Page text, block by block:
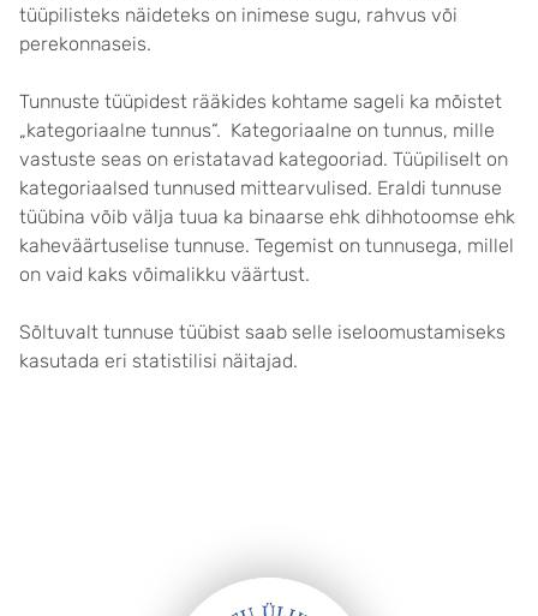
tüüpilisteks näideteks on inimese sugu, rahvus või
perekonnaseis.
Tunnuste tüüpidest rääkides kohtame sageli ka mõistet
„kategoriaalne tunnus“. Kategoriaalne on tunnus, mille
vastuste seas on eristatavad kategooriad. Tüüpiliselt on
kategoriaalsed tunnused mittearvulised. Eraldi tunnuse
tüübina võib välja tuua ka binaarse ehk dihhotoomse ehk
kaheväärtuselise tunnuse. Tegemist on tunnusega, millel
on vaid kaks võimalikku väärtust.
Sõltuvalt tunnuse tüübist saab selle iseloomustamiseks
kasutada eri statistilisi näitajad.